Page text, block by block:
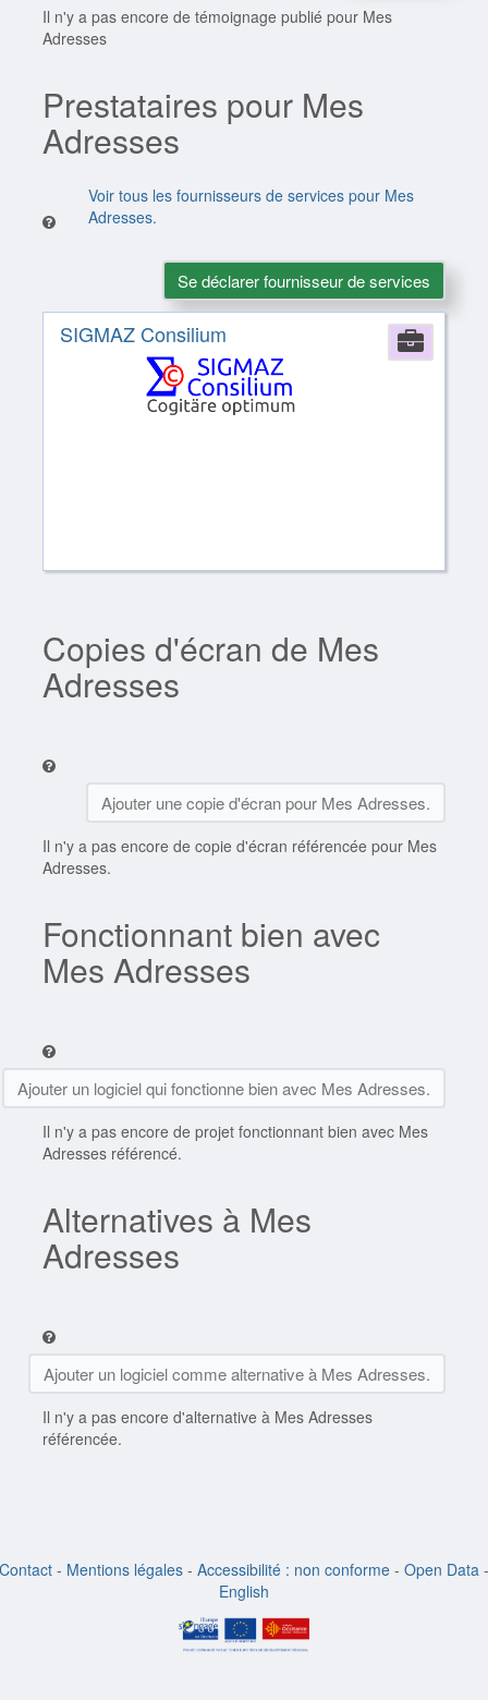
Il n'y a pas encore de témoignage publié pour Mes
Adresses
Prestataires pour Mes
Adresses
Voir tous les fournisseurs de services pour Mes
Adresses.
Se déclarer fournisseur de services
SIGMAZ Consilium
Copies d'écran de Mes
Adresses
Ajouter une copie d'écran pour Mes Adresses.
Il n'y a pas encore de copie d'écran référencée pour Mes
Adresses.
Fonctionnant bien avec
Mes Adresses
Ajouter un logiciel qui fonctionne bien avec Mes Adresses.
Il n'y a pas encore de projet fonctionnant bien avec Mes
Adresses référencé.
Alternatives à Mes
Adresses
Ajouter un logiciel comme alternative à Mes Adresses.
Il n'y a pas encore d'alternative à Mes Adresses
référencée.
Contact - Mentions légales - Accessibilité : non conforme - Open Data -
English